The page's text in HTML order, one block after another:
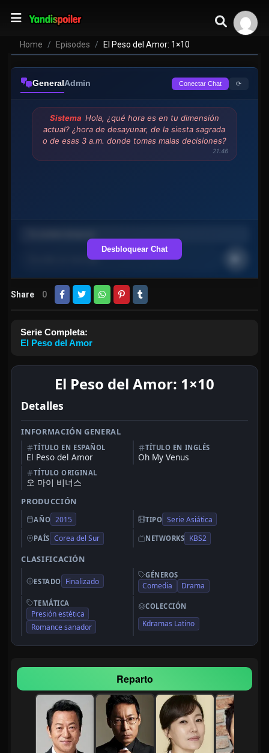
Home Episodes El Peso del Amor: 1×10
GeneralAdmin Conectar Chat ⟳
Sistema Hola, ¿qué hora es en tu dimensión
actual? ¿hora de desayunar, de la siesta sagrada
o de esas 3 a.m. donde tomas malas decisiones?
21:46
Desbloquear Chat
Share 0
Serie Completa:
El Peso del Amor
El Peso del Amor: 1×10
Detalles
INFORMACIÓN GENERAL
TÍTULO EN ESPAÑOL
El Peso del Amor
TÍTULO EN INGLÉS
Oh My Venus
TÍTULO ORIGINAL
오 마이 비너스
PRODUCCIÓN
AÑO 2015 TIPO Serie Asiática
PAÍS Corea del Sur NETWORKS KBS2
CLASIFICACIÓN
ESTADO Finalizado
GÉNEROS
Comedia Drama
TEMÁTICA
Presión estética
Romance sanador
COLECCIÓN
Kdramas Latino
Reparto